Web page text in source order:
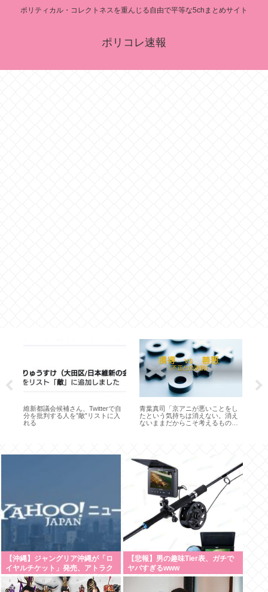
ポリティカル・コレクトネスを重んじる自由で平等な5chまとめサイト
ポリコレ速報
維新都議会候補さん、Twitterで自
分を批判する人を”敵”リストに入
れる
青葉真司「京アニが悪いことをし
たという気持ちは消えない。消え
ないままだからこそ考えるものが
【沖縄】ジャングリア沖縄が「ロ
イヤルチケット」発売、アトラク
ションの優先案内などの特典…大
人2万9700円
【悲報】男の趣味Tier表、ガチで
ヤバすぎるwww